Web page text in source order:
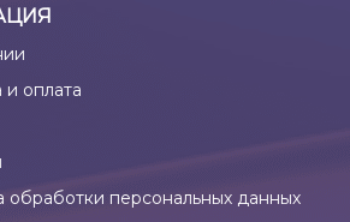
и оплата
обработки персональных данных